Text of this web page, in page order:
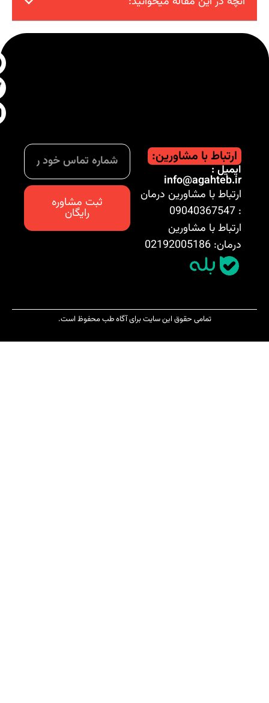
ارتباط با مشاورین:
ایمیل :
info@agahteb.ir
ارتباط با مشاورین درمان
ارتباط با مشاورین
درمان: 02192005186
ثبت مشاوره
رایگان
تمامی حقوق این سایت برای آگاه طب محفوظ است.